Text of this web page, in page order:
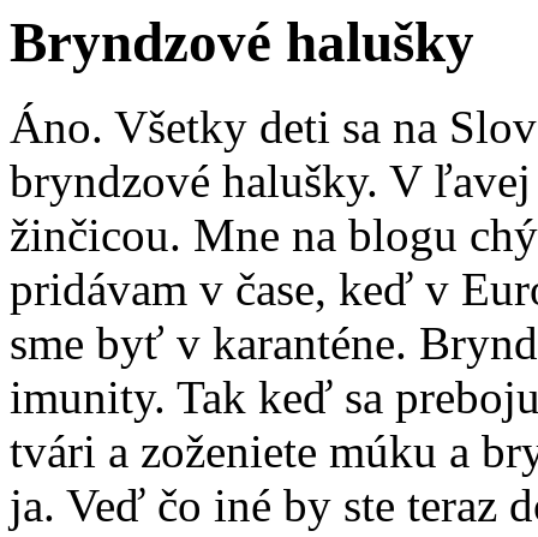
Bryndzové halušky
Áno. Všetky deti sa na
bryndzové halušky. V
žinčicou. Mne na blogu
pridávam v čase, keď v
sme byť v karanténe.
imunity. Tak keď sa
tvári a zoženiete múku a
ja. Veď čo iné by ste teraz